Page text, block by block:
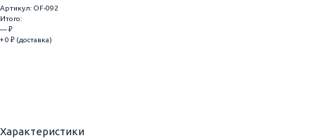
Артикул: OF-092
Итого:
— ₽
+ 0 ₽ (доставка)
Характеристики